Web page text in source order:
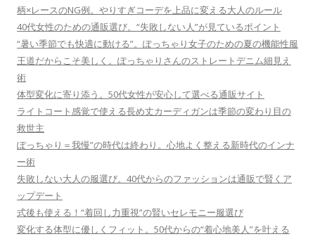
柄×レースのNG例。やりすぎコーデを上品に変える大人のルール
40代女性のための通販選び。“失敗しない人”が見ているポイント
“暑い季節でも快適に動ける”。ぽっちゃり女子のための夏の機能性服
王道だからこそ美しく。ぽっちゃりさんのストレートデニム細見え
術
体型変化に寄り添う。50代女性が安心して選べる通販サイト
ライトコート感覚で使える長め丈カーディガンは季節の変わり目の
救世主
ぽっちゃり＝我慢”の時代は終わり。心地よく整える新時代のインナ
ー術
失敗しない大人の服選び。40代からのファッションは通販で賢くア
ップデート
式後も使える！“着回し力重視”の賢いセレモニー服選び
変化する体型に優しくフィット。50代からの“着心地美人”を叶える